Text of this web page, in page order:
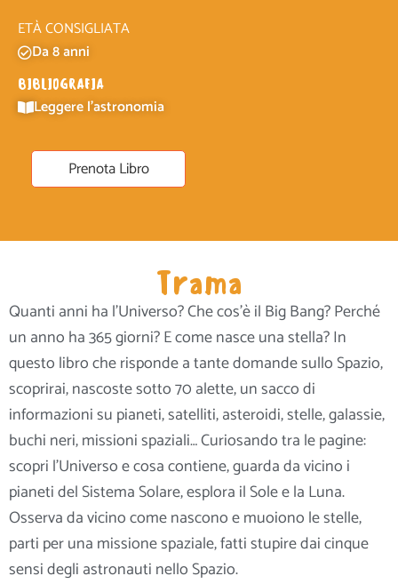
ETÀ CONSIGLIATA
Da 8 anni
BIBLIOGRAFIA
Leggere l'astronomia
Prenota Libro
Trama
Quanti anni ha l’Universo? Che cos’è il Big Bang? Perché
un anno ha 365 giorni? E come nasce una stella? In
questo libro che risponde a tante domande sullo Spazio,
scoprirai, nascoste sotto 70 alette, un sacco di
informazioni su pianeti, satelliti, asteroidi, stelle, galassie,
buchi neri, missioni spaziali… Curiosando tra le pagine:
scopri l’Universo e cosa contiene, guarda da vicino i
pianeti del Sistema Solare, esplora il Sole e la Luna.
Osserva da vicino comenascono e muoiono le stelle,
parti per una missione spaziale, fatti stupire dai cinque
sensi degli astronauti nello Spazio.